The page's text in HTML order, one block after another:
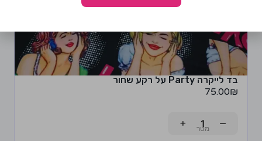
בד לייקרה Party על רקע שחור
75.00₪
−
+